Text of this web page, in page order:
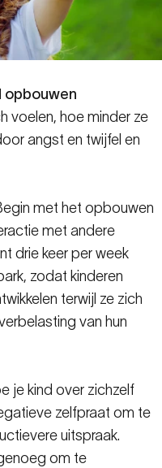
opbouwen
voelen, hoe minder ze
angst en twijfel en
met het opbouwen
met andere
drie keer per week
zodat kinderen
terwijl ze zich
van hun
je kind over zichzelf
zelfpraat om te
uitspraak.
om te